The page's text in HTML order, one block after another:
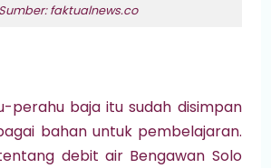
Sumber: faktualnews.co
perahu baja itu sudah disimpan
bahan untuk pembelajaran.
debit air Bengawan Solo